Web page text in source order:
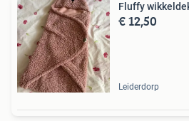
Fluffy
€ 12,50
Leiderdorp